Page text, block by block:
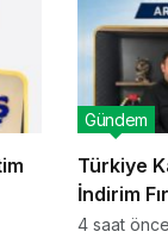
Türkiye
İndirim
Gündem
4 saat önce